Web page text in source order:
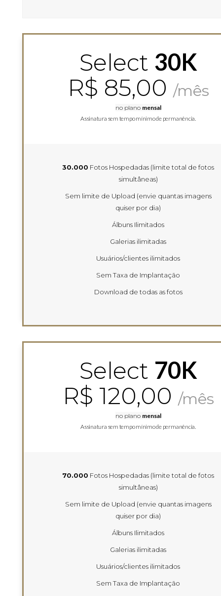
Select 30K
R$ 85,00 /mês
no plano mensal
Assinatura sem tempo mínimo de permanência.
30.000 Fotos Hospedadas (limite total de fotos
simultâneas)
Sem limite de Upload (envie quantas imagens
quiser por dia)
Álbuns Ilimitados
Galerias ilimitadas
Usuários/clientes ilimitados
Sem Taxa de Implantação
Download de todas as fotos
Select 70K
R$ 120,00 /mês
no plano mensal
Assinatura sem tempo mínimo de permanência.
70.000 Fotos Hospedadas (limite total de fotos
simultâneas)
Sem limite de Upload (envie quantas imagens
quiser por dia)
Álbuns Ilimitados
Galerias ilimitadas
Usuários/clientes ilimitados
Sem Taxa de Implantação